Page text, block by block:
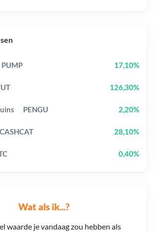
Wat als ik...?
waarde je vandaag zou hebben als
PUMP 17,10%
126,30%
PENGU 2,20%
CASHCAT 28,10%
0,40%